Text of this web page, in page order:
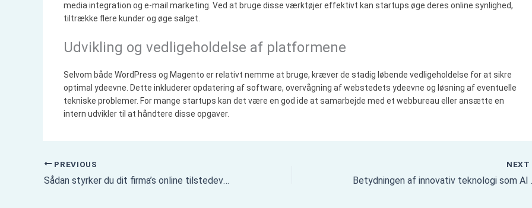
media integration og e-mail marketing. Ved at bruge disse værktøjer effektivt kan startups øge deres online synlighed,
tiltrække flere kunder og øge salget.
Udvikling og vedligeholdelse af platformene
Selvom både WordPress og Magento er relativt nemme at bruge, kræver de stadig løbende vedligeholdelse for at sikre
optimal ydeevne. Dette inkluderer opdatering af software, overvågning af webstedets ydeevne og løsning af eventuelle
tekniske problemer. For mange startups kan det være en god ide at samarbejde med et webbureau eller ansætte en
intern udvikler til at håndtere disse opgaver.
PREVIOUS
Sådan styrker du dit firma’s online tilstedeværelse gennem en effektiv hjemmeside og webshop
NEXT
Betydningen af